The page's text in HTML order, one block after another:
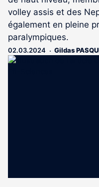
volley assis et des
également en pleine
paralympiques.
02.03.2024 Gildas